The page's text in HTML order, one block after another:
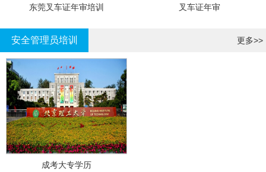
东莞叉车证年审培训 叉车证年审
安全管理员培训 更多>>
成考大专学历